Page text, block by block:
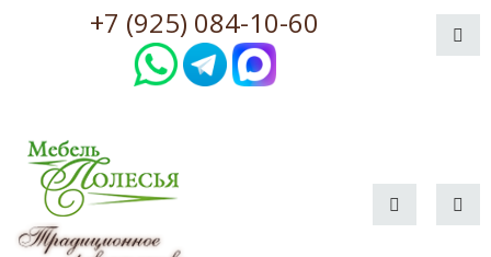
+7 (925) 084-10-60